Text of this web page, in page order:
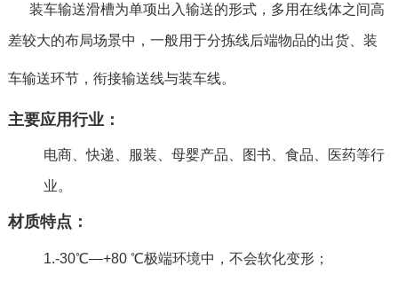
装车输送滑槽为单项出入输送的形式，多用在线体之间高
差较大的布局场景中，一般用于分拣线后端物品的出货、装
车输送环节，衔接输送线与装车线。
主要应用行业：
电商、快递、服装、母婴产品、图书、食品、医药等行
业。
材质特点：
1.-30℃—+80 ℃极端环境中，不会软化变形；